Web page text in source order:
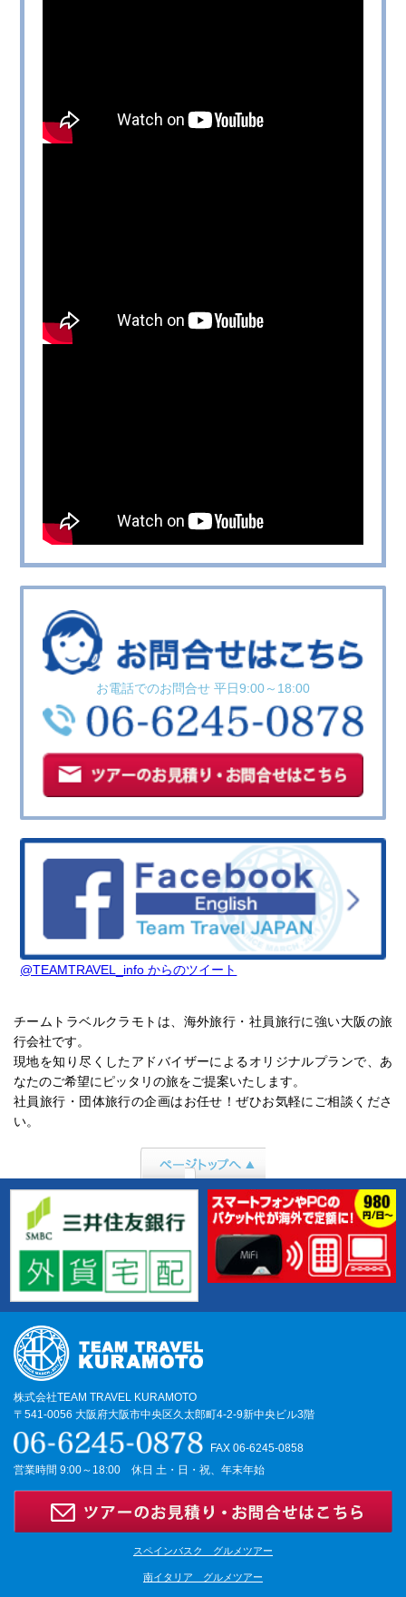
お電話でのお問合せ 平日9:00～18:00
@TEAMTRAVEL_info からのツイート
チームトラベルクラモトは、海外旅行・社員旅行に強い大阪の旅
行会社です。
現地を知り尽くしたアドバイザーによるオリジナルプランで、あ
なたのご希望にピッタリの旅をご提案いたします。
社員旅行・団体旅行の企画はお任せ！ぜひお気軽にご相談くださ
い。
ページトップへ行
株式会社TEAM TRAVEL KURAMOTO
〒541-0056 大阪府大阪市中央区久太郎町4-2-9新中央ビル3階
FAX 06-6245-0858
営業時間 9:00～18:00 休日 土・日・祝、年末年始
スペインバスク グルメツアー
南イタリア グルメツアー